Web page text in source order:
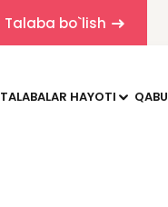
Talaba bo`lish
TALABALAR HAYOTI